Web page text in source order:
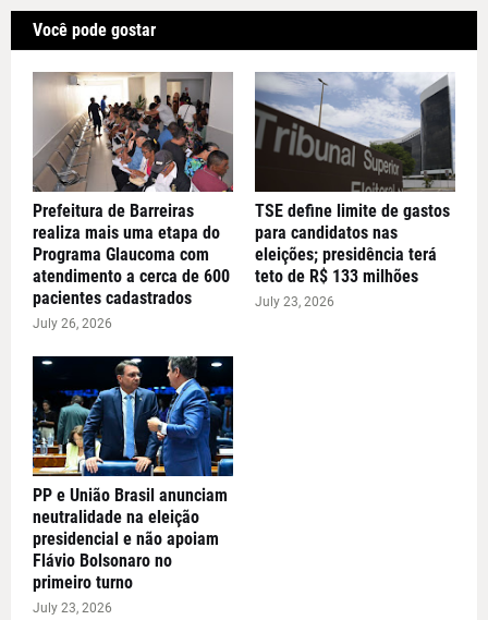
Você pode gostar
Prefeitura de Barreiras
realiza mais uma etapa do
Programa Glaucoma com
atendimento a cerca de 600
pacientes cadastrados
July 26, 2026
TSE define limite de gastos
para candidatos nas
eleições; presidência terá
teto de R$ 133 milhões
July 23, 2026
PP e União Brasil anunciam
neutralidade na eleição
presidencial e não apoiam
Flávio Bolsonaro no
primeiro turno
July 23, 2026